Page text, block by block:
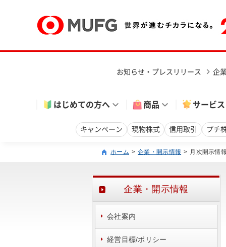
お知らせ・プレスリリース 企
はじめての方へ 商品 サービス
キャンペーン 現物株式 信用取引 プチ
ホーム 企業・開示情報 月次開示情報
企業・開示情報
会社案内
経営目標/ポリシー